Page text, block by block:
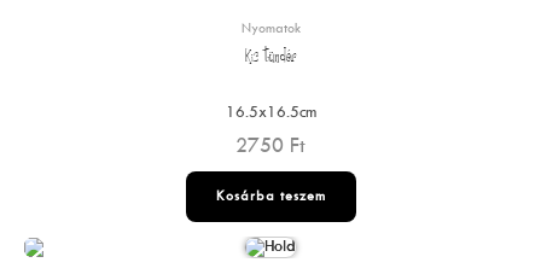
Nyomatok
Kis tündér
16.5x16.5cm
2750 Ft
Kosárba teszem